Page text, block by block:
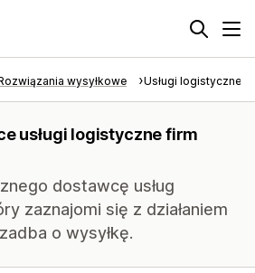
wysyłkowe Usługi logistyczne
usługi logistyczne firm
dostawcę usług
zaznajomi się z działaniem
o wysyłkę.